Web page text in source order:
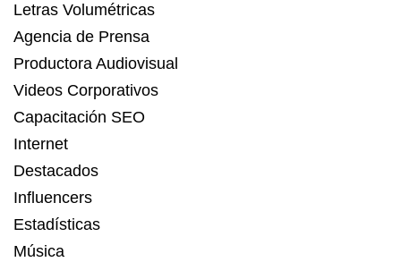
Letras Volumétricas
Agencia de Prensa
Productora Audiovisual
Videos Corporativos
Capacitación SEO
Internet
Destacados
Influencers
Estadísticas
Música